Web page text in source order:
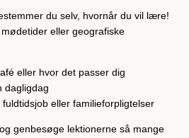
du selv, hvornår du vil lære!
eller geografiske
eller hvor det passer dig
dagligdag
eller familieforpligtelser
genbesøge lektionerne så mange